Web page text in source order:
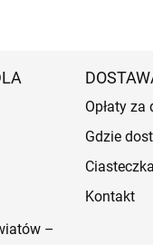
–
Opłaty za
Gdzie
Ciasteczka
Kontakt